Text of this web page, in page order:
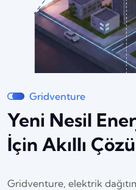
Gridventure
Yeni Nesil
İçin Akıllı
Gridventure, elektrik